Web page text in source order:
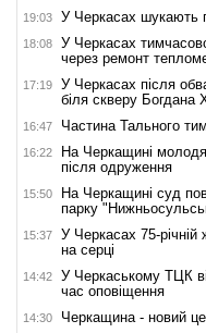
19:03 У Черкасах шукають
18:08
У Черкасах
через ремонт
17:19
У Черкасах після
біля скверу Богдана
16:47 Частина Тального
16:22
На Черкащині
після одруження
15:50
На Черкащині суд
парку
15:37
У Черкасах 75-річній
на серці
14:42
У Черкаському ТЦК
час оповіщення
14:30 Черкащина - новий